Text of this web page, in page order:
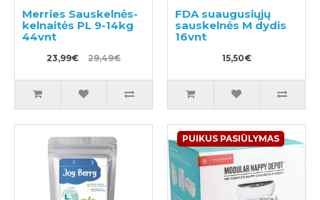
Merries Sauskelnės-
kelnaitės PL 9-14kg
44vnt
23,99€ 29,49€
FDA suaugusiųjų
sauskelnės M dydis
16vnt
15,50€
PUIKUS PASIŪLYMAS